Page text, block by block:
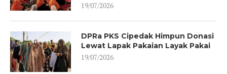
19/07/2026
DPRa PKS Cipedak Himpun Donasi
Lewat Lapak Pakaian Layak Pakai
19/07/2026